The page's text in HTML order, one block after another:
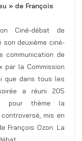
» de François
débat de
son deuxième ciné-
communication de
par la Commission
que dans tous les
a réuni 205
pour thème la
mis en
François Ozon. La